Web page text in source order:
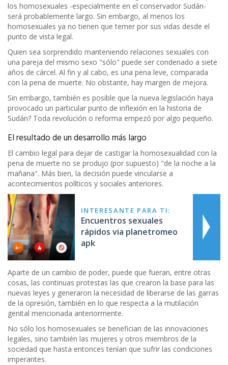
los homosexuales -especialmente en el conservador Sudán-
será probablemente largo. Sin embargo, al menos los
homosexuales ya no tienen que temer por sus vidas desde el
punto de vista legal.
Quien sea sorprendido manteniendo relaciones sexuales con
una pareja del mismo sexo "sólo" puede ser condenado a siete
años de cárcel. Al fin y al cabo, es una pena leve, comparada
con la pena de muerte. No obstante, hay margen de mejora.
Sin embargo, también es posible que la nueva legislación haya
provocado un particular punto de inflexión en la historia de
Sudán? Toda revolución o reforma empezó por algo pequeño.
El resultado de un desarrollo más largo
El cambio legal para dejar de castigar la homosexualidad con la
pena de muerte no se produjo (por supuesto) "de la noche a la
mañana". Más bien, la decisión puede vincularse a
acontecimientos políticos y sociales anteriores.
INTERESANTE PARA TI:
Encuentros sexuales
rápidos via planetromeo
apk
Aparte de un cambio de poder, puede que fueran, entre otras
cosas, las continuas protestas las que crearon la base para las
nuevas leyes y generaron la necesidad de liberarse de las garras
de la opresión, también en lo que respecta a la mutilación
genital mencionada anteriormente.
No sólo los homosexuales se benefician de las innovaciones
legales, sino también las mujeres y otros miembros de la
sociedad que hasta entonces tenían que sufrir las condiciones
imperantes.